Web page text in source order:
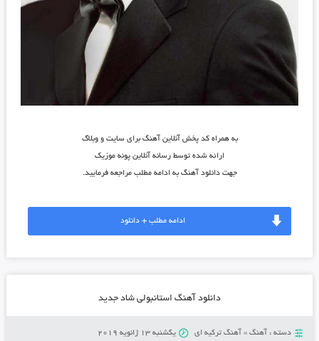
به همراه کد پخش آنلاین آهنگ برای سایت و وبلاگ
ارائه شده توسط رسانه آنلاین پونه موزیک
جهت دانلود آهنگ به ادامه مطلب مراجعه فرمایید.
ادامه مطلب + دانلود
دانلود آهنگ استانبولی شاد جدید
دسته : آهنگ» آهنگ ترکیه ای یکشنبه 13 ژانویه 2019